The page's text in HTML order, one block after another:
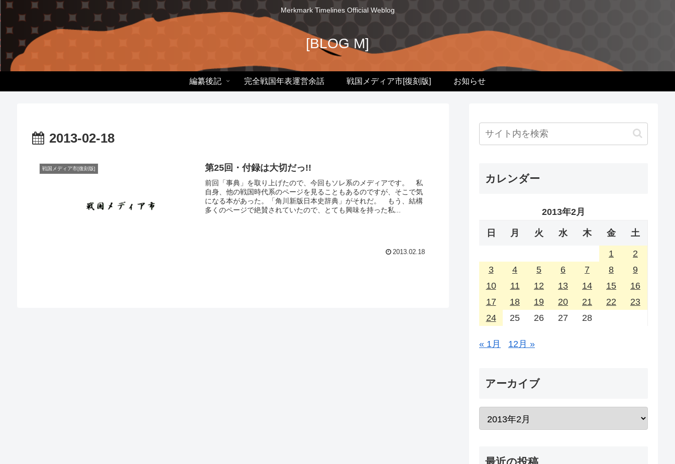
Merkmark Timelines Official Weblog
[BLOG M]
編纂後記 完全戦国年表運営余話 戦国メディア市[復刻版] お知らせ
2013-02-18
戦国メディア市[復刻版] 第25回・付録は大切だっ!!
前回「事典」を取り上げたので、今回もソレ系のメディアです。 私
自身、他の戦国時代系のページを見ることもあるのですが、そこで気
になる本があった。「角川新版日本史辞典」がそれだ。 もう、結構
多くのページで絶賛されていたので、とても興味を持った私...
2013.02.18
カレンダー
2013年2月
日 月 火 水 木 金 土
1
2
3
4 5 6 7 8
9
10
11 12 13 14 15
16
17
18 19 20 21 22
23
24
25 26 27 28
« 1月 12月 »
アーカイブ
最近の投稿